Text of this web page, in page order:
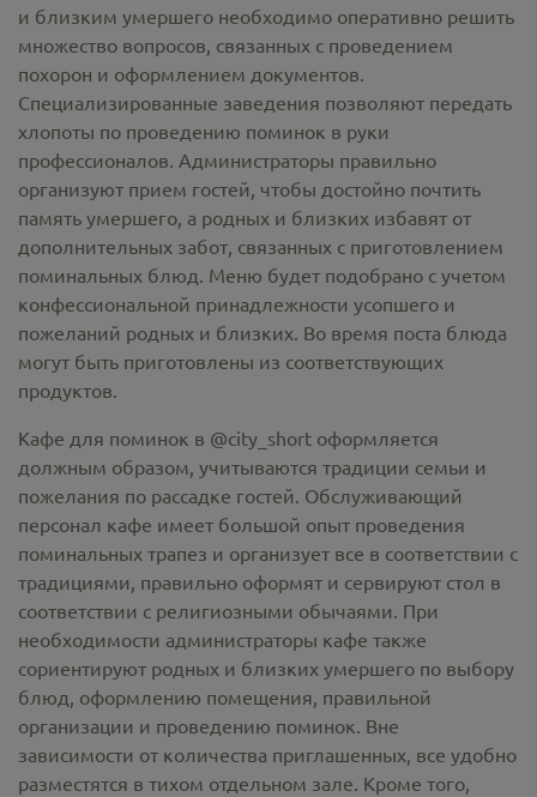
и близким умершего необходимо оперативно решить
множество вопросов, связанных с проведением
похорон и оформлением документов.
Специализированные заведения позволяют передать
хлопоты по проведению поминок в руки
профессионалов. Администраторы правильно
организуют прием гостей, чтобы достойно почтить
память умершего, а родных и близких избавят от
дополнительных забот, связанных с приготовлением
поминальных блюд. Меню будет подобрано с учетом
конфессиональной принадлежности усопшего и
пожеланий родных и близких. Во время поста блюда
могут быть приготовлены из соответствующих
продуктов.
Кафе для поминок в @city_short оформляется
должным образом, учитываются традиции семьи и
пожелания по рассадке гостей. Обслуживающий
персонал кафе имеет большой опыт проведения
поминальных трапез и организует все в соответствии с
традициями, правильно оформят и сервируют стол в
соответствии с религиозными обычаями. При
необходимости администраторы кафе также
сориентируют родных и близких умершего по выбору
блюд, оформлению помещения, правильной
организации и проведению поминок. Вне
зависимости от количества приглашенных, все удобно
разместятся в тихом отдельном зале. Кроме того,